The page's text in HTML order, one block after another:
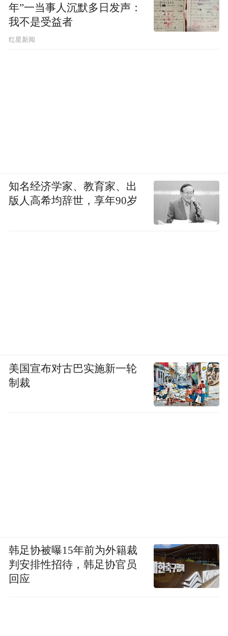
年”一当事人沉默多日发声：
我不是受益者
红星新闻
知名经济学家、教育家、出
版人高希均辞世，享年90岁
美国宣布对古巴实施新一轮
制裁
韩足协被曝15年前为外籍裁
判安排性招待，韩足协官员
回应